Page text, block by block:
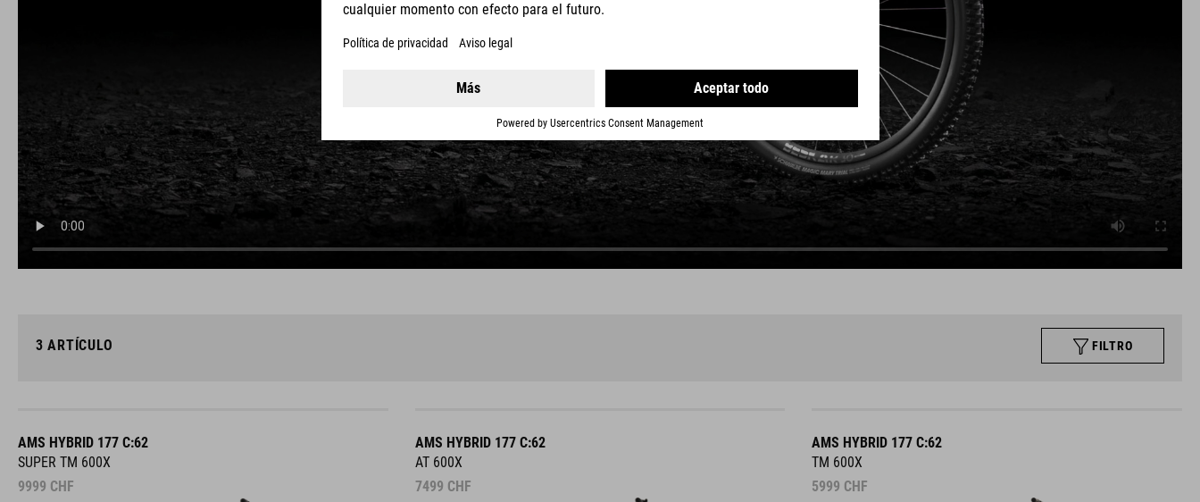
3 ARTÍCULO FILTRO
AMS HYBRID 177 C:62
SUPER TM 600X
9999 CHF
AMS HYBRID 177 C:62
AT 600X
7499 CHF
AMS HYBRID 177 C:62
TM 600X
5999 CHF